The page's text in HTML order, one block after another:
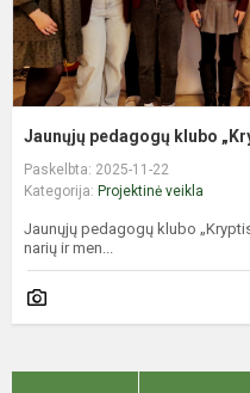
Jaunųjų pedagogų klubo
Paskelbta: 2025-11-22
Kategorija: Projektinė veikla
Jaunųjų pedagogų klubo
narių ir men...